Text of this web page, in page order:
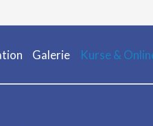
Galerie Kurse &